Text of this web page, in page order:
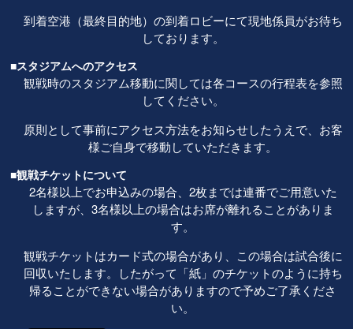
到着空港（最終目的地）の到着ロビーにて現地係員がお待ち
しております。
■スタジアムへのアクセス
観戦時のスタジアム移動に関しては各コースの行程表を参照
してください。
原則として事前にアクセス方法をお知らせしたうえで、お客
様ご自身で移動していただきます。
■観戦チケットについて
2名様以上でお申込みの場合、2枚までは連番でご用意いた
しますが、3名様以上の場合はお席が離れることがありま
す。
観戦チケットはカード式の場合があり、この場合は試合後に
回収いたします。したがって「紙」のチケットのように持ち
帰ることができない場合がありますので予めご了承くださ
い。